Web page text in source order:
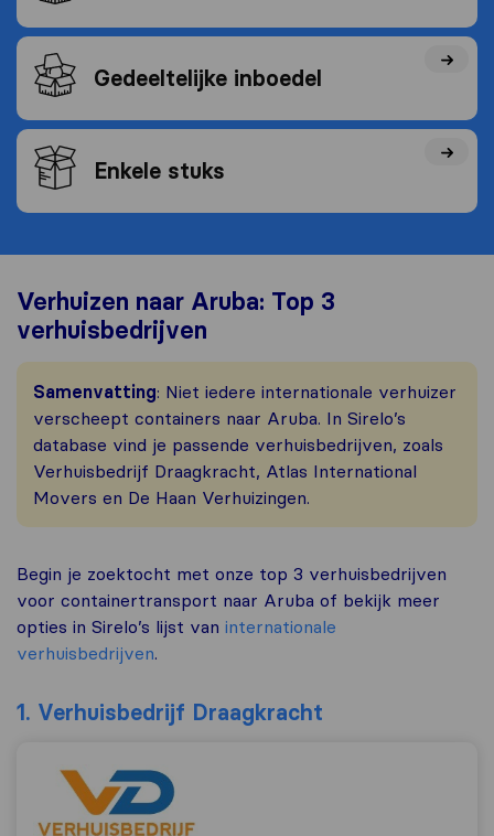
Gedeeltelijke inboedel
Enkele stuks
Verhuizen naar Aruba: Top 3
verhuisbedrijven
Samenvatting: Niet iedere internationale verhuizer
verscheept containers naar Aruba. In Sirelo’s
database vind je passende verhuisbedrijven, zoals
Verhuisbedrijf Draagkracht, Atlas International
Movers en De Haan Verhuizingen.
Begin je zoektocht met onze top 3 verhuisbedrijven
voor containertransport naar Aruba of bekijk meer
opties in Sirelo’s lijst van internationale
verhuisbedrijven.
1. Verhuisbedrijf Draagkracht
Verhuisbedrijf Draagkracht